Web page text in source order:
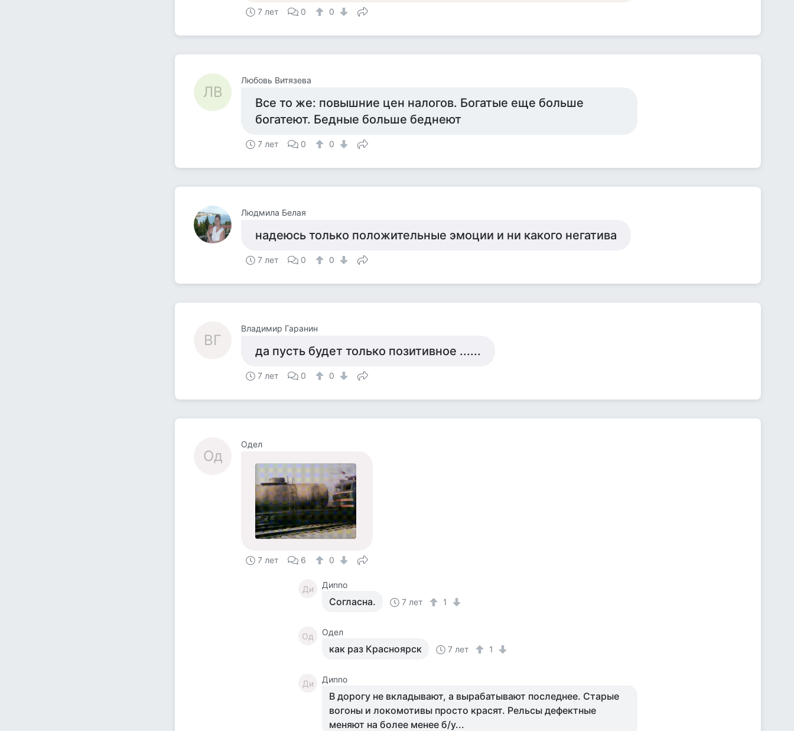
7 лет 0 0
ЛВ
Любовь Витязева
Все то же: повышние цен налогов. Богатые еще больше
богатеют. Бедные больше беднеют
7 лет 0 0
Людмила Белая
надеюсь только положительные эмоции и ни какого негатива
7 лет 0 0
ВГ
Владимир Гаранин
да пусть будет только позитивное ......
7 лет 0 0
Од
Одел
7 лет 6 0
Ди Диnno
Согласна. 7 лет 1
Од Одел
как раз Красноярск 7 лет 1
Ди Диnno
В дорогу не вкладывают, а вырабатывают последнее. Старые
вогоны и локомотивы просто красят. Рельсы дефектные
меняют на более менее б/у...